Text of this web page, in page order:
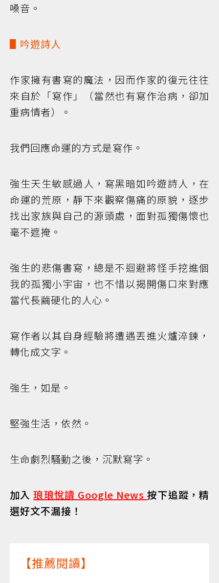
嗓音。
▋吟遊詩人
作家擁有書寫的魔法，因而作家的復元往往
來自於「寫作」（當然也有寫作治病，卻加
重病情者）。
我們回應命運的方式是寫作。
強生天生敏感過人，寫黑暗如吟遊詩人，在
命運的荒原，靜下來觀察傷痛的原貌，逐步
找出家族與自己的源頭處，面對孤獨傷懷也
毫不遮掩。
強生的悲傷書寫，總是不迴避將怪手挖進個
我的孤獨小宇宙，也不惜以揭開傷口來對應
當代長繭硬化的人心。
寫作者以其自身經驗將遭遇丟進火爐淬鍊，
轉化成文字。
強生，如是。
堅強生活，依然。
生命劇烈騷動之後，沉默寫字。
加入琅琅悅讀 Google News按下追蹤，精
選好文不漏接！
【推薦閱讀】